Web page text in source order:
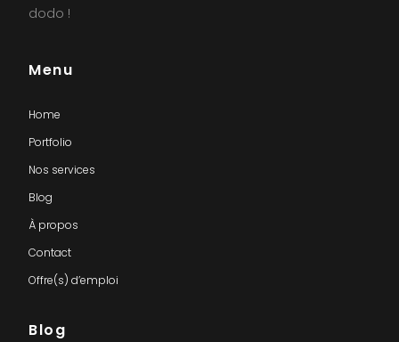
dodo !
Menu
Home
Portfolio
Nos services
Blog
À propos
Contact
Offre(s) d’emploi
Blog